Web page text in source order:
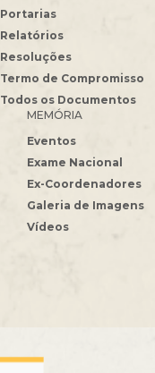
Portarias
Relatórios
Resoluções
Termo de Compromisso
Todos os Documentos
MEMÓRIA
Eventos
Exame Nacional
Ex-Coordenadores
Galeria de Imagens
Vídeos